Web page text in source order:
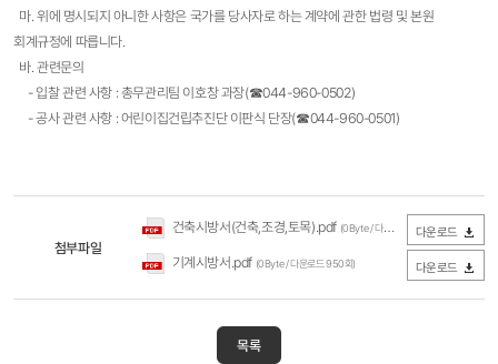
마. 위에 명시되지 아니한 사항은 국가를 당사자로 하는 계약에 관한 법령 및 본원
회계규정에 따릅니다.
바. 관련문의
- 입찰 관련 사항 : 총무관리팀 이호창 과장(☎044-960-0502)
- 공사 관련 사항 : 어린이집건립추진단 이판식 단장(☎044-960-0501)​
첨부파일
건축시방서(건축,조경,토목).pdf (0Byte / 다운로드 1,604회) 다운로드
기계시방서.pdf (0Byte / 다운로드 950회) 다운로드
목록